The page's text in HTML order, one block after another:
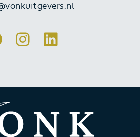
Instagram
LinkedIn